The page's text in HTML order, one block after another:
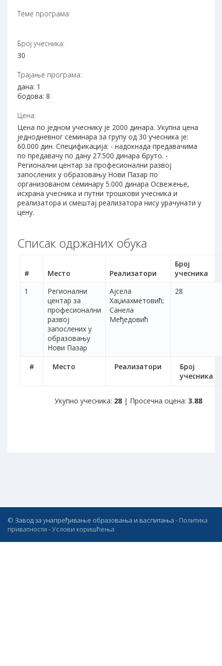
Теме програма:
Број учесника:
30
Трајање програма:
дана: 1
бодова: 8
Цена:
Цена по једном учеснику је 2000 динара. Укупна цена
једнодневног семинара за групу од 30 учесника је:
60.000 дин. Спецификација: - надокнада предавачима
по предавачу по дану 27.500 динара бруто. -
Регионални центар за професионални развој
запослених у образовању Нови Пазар по
организованом семинару 5.000 динара Освежење,
исхрана учесника и путни трошкови учесника и
реализатора и смештај реализатора нису урачунати у
цену.
Списак одржаних обука
# Место Реализатори
Број
учесника
# Место Реализатори
Број
учесника
1
Регионални
центар за
професионални
развој
запослених у
образовању
Нови Пазар
Ајсела
Хаџиахметовић;
Санела
Међедовић
28
Укупно учесника: 28 | Просечна оцена: 3.88
© Завод за унапређивање образовања и васпитања - Политика
приватности -Услови коришћења